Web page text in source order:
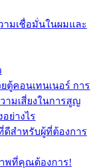
มเชื่อมั่นในผมและ
ตู้คอนเทนเนอร์ การ
ามเสี่ยงในการสูญ
ย่างไร
ที่ดีสำหรับผู้ที่ต้องการ
พที่คุณต้องการ!